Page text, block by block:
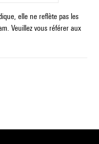
elle ne reflète pas les
Veuillez vous référer aux